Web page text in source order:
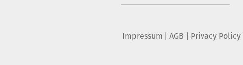
Impressum AGB Privacy Policy|